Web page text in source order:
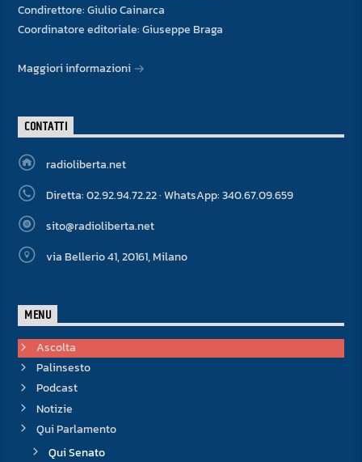
Condirettore: Giulio Cainarca
Coordinatore editoriale: Giuseppe Braga
Maggiori informazioni
CONTATTI
radioliberta.net
Diretta: 02.92.94.72.22 · WhatsApp: 340.67.09.659
sito@radioliberta.net
via Bellerio 41, 20161, Milano
MENU
Ascolta
Palinsesto
Podcast
Notizie
Qui Parlamento
Qui Senato